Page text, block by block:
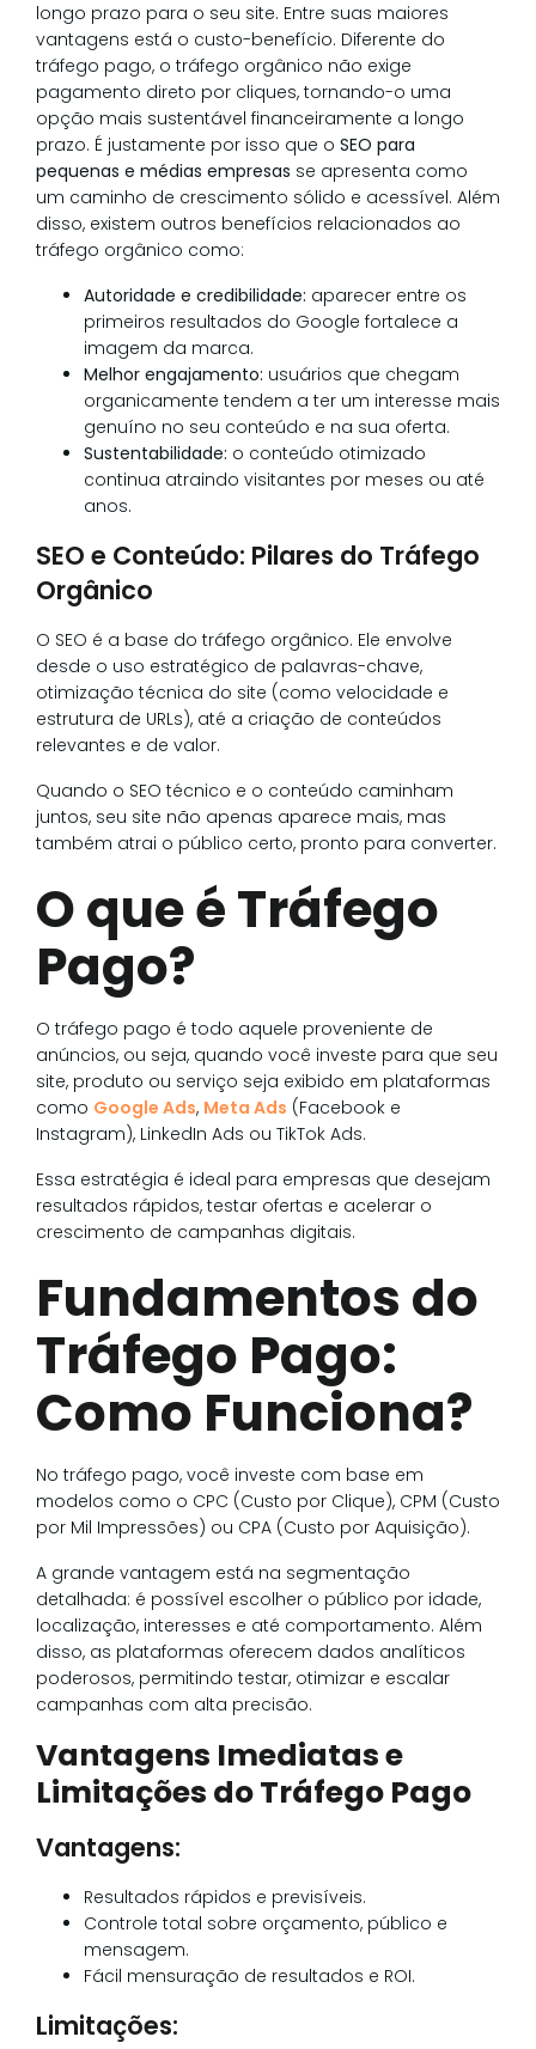
longo prazo para o seu site. Entre suas maiores
vantagens está o custo-benefício. Diferente do
tráfego pago, o tráfego orgânico não exige
pagamento direto por cliques, tornando-o uma
opção mais sustentável financeiramente a longo
prazo. É justamente por isso que o SEO para
pequenas e médias empresas se apresenta como
um caminho de crescimento sólido e acessível. Além
disso, existem outros benefícios relacionados ao
tráfego orgânico como:
Autoridade e credibilidade: aparecer entre os
primeiros resultados do Google fortalece a
imagem da marca.
Melhor engajamento: usuários que chegam
organicamente tendem a ter um interesse mais
genuíno no seu conteúdo e na sua oferta.
Sustentabilidade: o conteúdo otimizado
continua atraindo visitantes por meses ou até
anos.
SEO e Conteúdo: Pilares do Tráfego
Orgânico
O SEO é a base do tráfego orgânico. Ele envolve
desde o uso estratégico de palavras-chave,
otimização técnica do site (como velocidade e
estrutura de URLs), até a criação de conteúdos
relevantes e de valor.
Quando o SEO técnico e o conteúdo caminham
juntos, seu site não apenas aparece mais, mas
também atrai o público certo, pronto para converter.
O que é Tráfego
Pago?
O tráfego pago é todo aquele proveniente de
anúncios, ou seja, quando você investe para que seu
site, produto ou serviço seja exibido em plataformas
como Google Ads, Meta Ads (Facebook e
Instagram), LinkedIn Ads ou TikTok Ads.
Essa estratégia é ideal para empresas que desejam
resultados rápidos, testar ofertas e acelerar o
crescimento de campanhas digitais.
Fundamentos do
Tráfego Pago:
Como Funciona?
No tráfego pago, você investe com base em
modelos como o CPC (Custo por Clique), CPM (Custo
por Mil Impressões) ou CPA (Custo por Aquisição).
A grande vantagem está na segmentação
detalhada: é possível escolher o público por idade,
localização, interesses e até comportamento. Além
disso, as plataformas oferecem dados analíticos
poderosos, permitindo testar, otimizar e escalar
campanhas com alta precisão.
Vantagens Imediatas e
Limitações do Tráfego Pago
Vantagens:
Resultados rápidos e previsíveis.
Controle total sobre orçamento, público e
mensagem.
Fácil mensuração de resultados e ROI.
Limitações: